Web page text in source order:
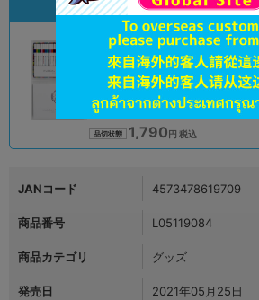
状態違いの同一商品
オンライン
品切状態 1,790円 税込
JANコード 4573478619709
商品番号 L05119084
商品カテゴリ グッズ
発売日 2021年05月25日